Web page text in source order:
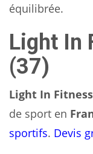
équilibrée.
Light In
(37)
Light In Fitness
de sport en
sportifs. Devis